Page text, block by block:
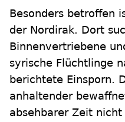
Besonders betroffen
der Nordirak. Dort
Binnenvertriebene
syrische Flüchtlinge
berichtete Einsporn.
anhaltender
absehbarer Zeit nicht